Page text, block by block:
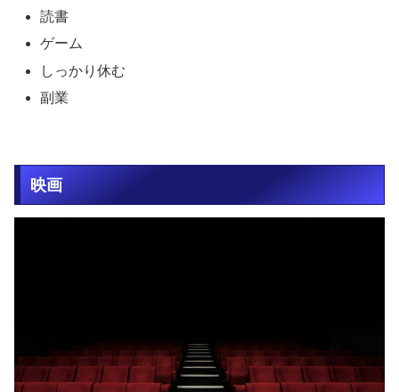
読書
ゲーム
しっかり休む
副業
映画